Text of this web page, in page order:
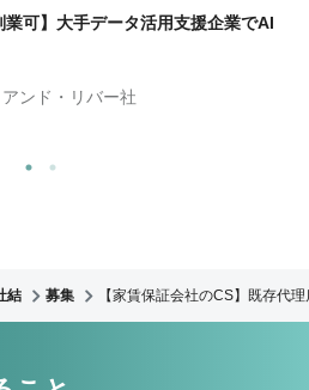
業可】大手データ活用支援企業でAI
ンド・リバー社
結 募集 【家賃保証会社のCS】既存代